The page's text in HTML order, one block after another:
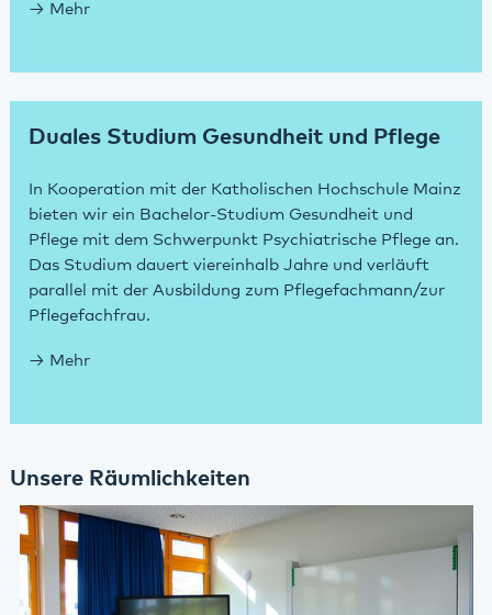
Mehr
Duales Studium Gesundheit und Pflege
In Kooperation mit der Katholischen Hochschule Mainz
bieten wir ein Bachelor-Studium Gesundheit und
Pflege mit dem Schwerpunkt Psychiatrische Pflege an.
Das Studium dauert viereinhalb Jahre und verläuft
parallel mit der Ausbildung zum Pflegefachmann/zur
Pflegefachfrau.
Mehr
Unsere Räumlichkeiten